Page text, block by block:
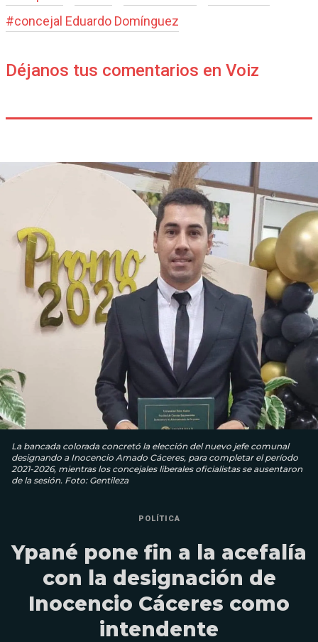
#concejal Eduardo Domínguez
Déjanos tus comentarios en Voiz
La bancada colorada concretó la elección del nuevo jefe comunal
designando a Inocencio Amado Cáceres, para completar el período
2021-2026, mientras los concejales liberales oficialistas se ausentaron
de la sesión. Foto: Gentileza
POLÍTICA
Ypané pone fin a la acefalía
con la designación de
Inocencio Cáceres como
intendente